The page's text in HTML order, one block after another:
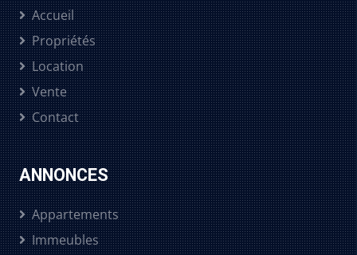
Accueil
Propriétés
Location
Vente
Contact
ANNONCES
Appartements
Immeubles